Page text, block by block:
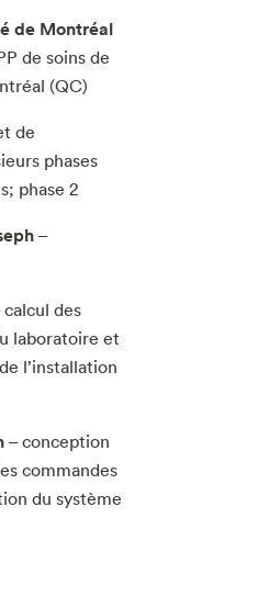
de Montréal
de soins de
(QC)
de
phases
phase 2
–
calcul des
laboratoire et
l’installation
– conception
commandes
du système